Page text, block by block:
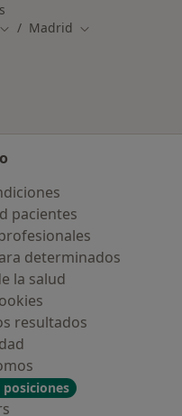
Cambiar de ciudad
Madrid Cambiar de
pacientes
determinados
la salud
resultados
posiciones